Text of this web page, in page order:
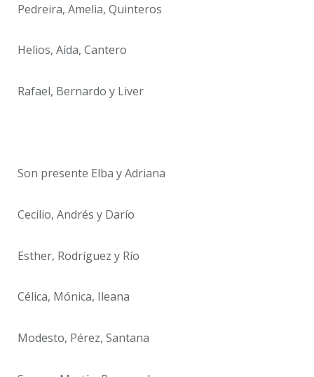
Pedreira, Amelia, Quinteros
Helios, Aída, Cantero
Rafael, Bernardo y Liver
Son presente Elba y Adriana
Cecilio, Andrés y Darío
Esther, Rodríguez y Río
Célica, Mónica, Ileana
Modesto, Pérez, Santana